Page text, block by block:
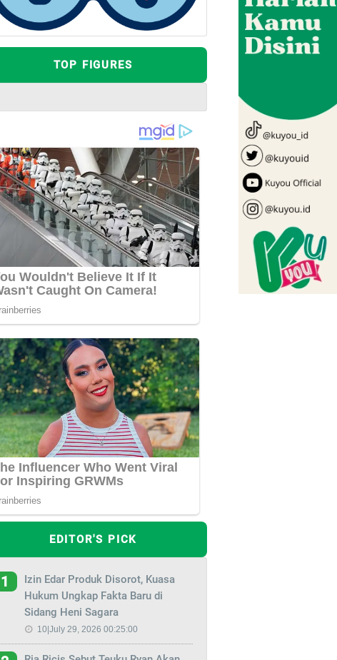
TOP FIGURES
EDITOR'S PICK
1
Izin Edar Produk Disorot, Kuasa
Hukum Ungkap Fakta Baru di
Sidang Heni Sagara
10|July 29, 2026 00:25:00